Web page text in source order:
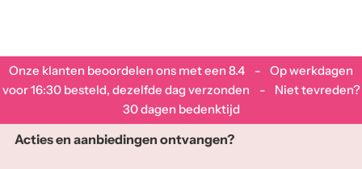
Onze klanten beoordelen ons met een 8.4 - Op werkdagen
voor 16:30 besteld, dezelfde dag verzonden - Niet tevreden?
30 dagen bedenktijd
Acties en aanbiedingen ontvangen?